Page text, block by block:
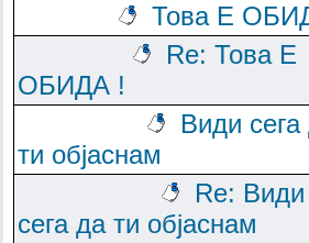
Това Е
Re: Това Е
ОБИДА !
Види сега
ти објаснам
Re: Види
сега да ти објаснам